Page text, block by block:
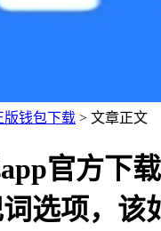
版钱包下载 > 文章正文
官方下
选项，该